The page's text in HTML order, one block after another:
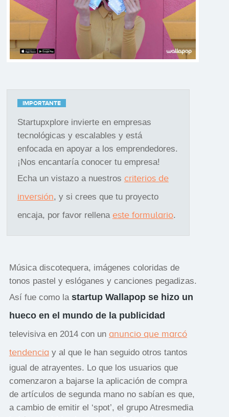
IMPORTANTE
Startupxplore invierte en empresas
tecnológicas y escalables y está
enfocada en apoyar a los emprendedores.
¡Nos encantaría conocer tu empresa!
Echa un vistazo a nuestros criterios de
inversión, y si crees que tu proyecto
encaja, por favor rellena este formulario.
Música discotequera, imágenes coloridas de
tonos pastel y eslóganes y canciones pegadizas.
Así fue como la startup Wallapop se hizo un
hueco en el mundo de la publicidad
televisiva en 2014 con un anuncio que marcó
tendencia y al que le han seguido otros tantos
igual de atrayentes. Lo que los usuarios que
comenzaron a bajarse la aplicación de compra
de artículos de segunda mano no sabían es que,
a cambio de emitir el ‘spot’, el grupo Atresmedia